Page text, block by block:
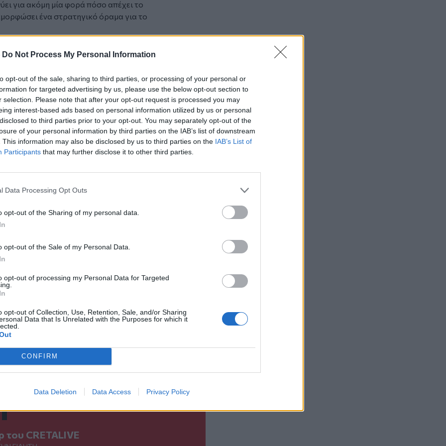
Do Not Process My Personal Information
opt-out of the sale, sharing to third parties, or processing of your personal or
for targeted advertising by us, please use the below opt-out section to
selection. Please note that after your opt-out request is processed you may
interest-based ads based on personal information utilized by us or personal
to third parties prior to your opt-out. You may separately opt-out of the
of your personal information by third parties on the IAB’s list of downstream
This information may also be disclosed by us to third parties on the IAB’s List of
Participants that may further disclose it to other third parties.
Data Processing Opt Outs
opt-out of the Sharing of my personal data.
opt-out of the Sale of my Personal Data.
opt-out of processing my Personal Data for Targeted
opt-out of Collection, Use, Retention, Sale, and/or Sharing
Data that Is Unrelated with the Purposes for which it
CONFIRM
Data Deletion Data Access Privacy Policy
για ακόμη μία φορά πόσο απέχει το
ένα στρατηγικό όραμα για το
της έκθεσης στις δικαστικές
Τουρκία και στις επικρίσεις που
Δικαιοσύνης.
ΥΠΕΞ καλεί το Ευρωπαϊκό
στάση απέναντι στις
συμφέροντα.
της συμφωνίας με το Ιράν
πάντα ό,τι υπόσχεται
το ενδεχόμενο υπογραφής της
μας στο YouTube
ΥΠΕΞ ΕΕ
του CRETALIVE
πλησίασε υπερβολικά αεροπλάνο της
γραμμής
Σαλάτα καπρέζε